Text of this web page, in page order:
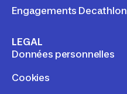
Engagements Decathlon
LEGAL
Données personnelles
Cookies